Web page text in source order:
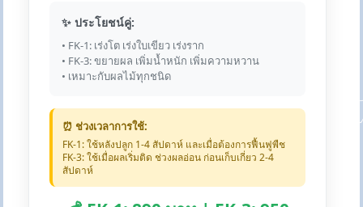
✨ ประโยชน์คู่:
• FK-1: เร่งโต เร่งใบเขียว เร่งราก
• FK-3: ขยายผล เพิ่มน้ำหนัก เพิ่มความหวาน
• เหมาะกับผลไม้ทุกชนิด
⏰ ช่วงเวลาการใช้:
FK-1: ใช้หลังปลูก 1-4 สัปดาห์ และเมื่อต้องการฟื้นฟูพืช
FK-3: ใช้เมื่อผลเริ่มติด ช่วงผลอ่อน ก่อนเก็บเกี่ยว 2-4
สัปดาห์